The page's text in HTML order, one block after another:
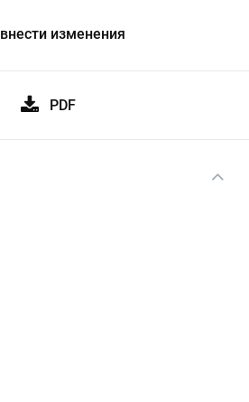
внести изменения
PDF